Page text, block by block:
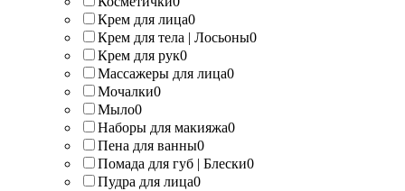
Крем для лица0
Крем для тела | Лосьоны0
Крем для рук0
Массажеры для лица0
Мочалки0
Мыло0
Наборы для макияжа0
Пена для ванны0
Помада для губ | Блески0
Пудра для лица0